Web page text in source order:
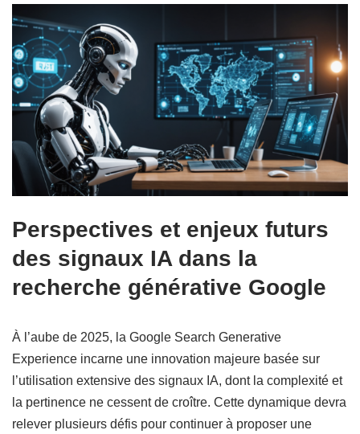
Perspectives et enjeux futurs
des signaux IA dans la
recherche générative Google
À l’aube de 2025, la Google Search Generative
Experience incarne une innovation majeure basée sur
l’utilisation extensive des signaux IA, dont la complexité et
la pertinence ne cessent de croître. Cette dynamique devra
relever plusieurs défis pour continuer à proposer une